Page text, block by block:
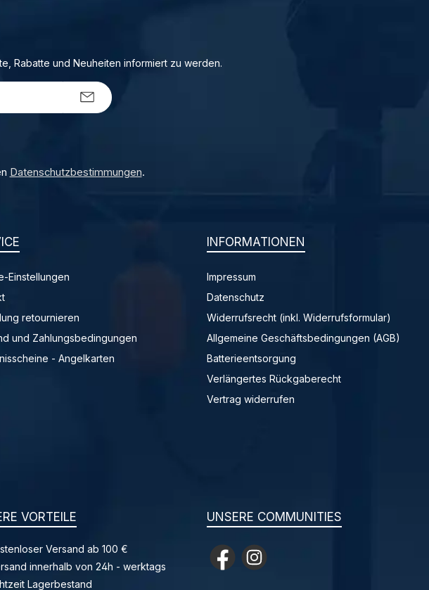
Rabatte und Neuheiten informiert zu werden.
Datenschutzbestimmungen.
Einstellungen
retournieren
und Zahlungsbedingungen
- Angelkarten
INFORMATIONEN
Impressum
Datenschutz
Widerrufsrecht (inkl. Widerrufsformular)
Allgemeine Geschäftsbedingungen (AGB)
Batterieentsorgung
Verlängertes Rückgaberecht
Vertrag widerrufen
VORTEILE
Versand ab 100 €
innerhalb von 24h - werktags
Lagerbestand
UNSERE COMMUNITIES
FacebookInstagram